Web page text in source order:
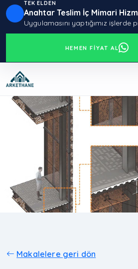
TEK ELDEN
Anahtar Teslim İç Mimari
Uygulamasını yaptığımız işlerde
HEMEN FIYAT AL
Makalelere geri dön